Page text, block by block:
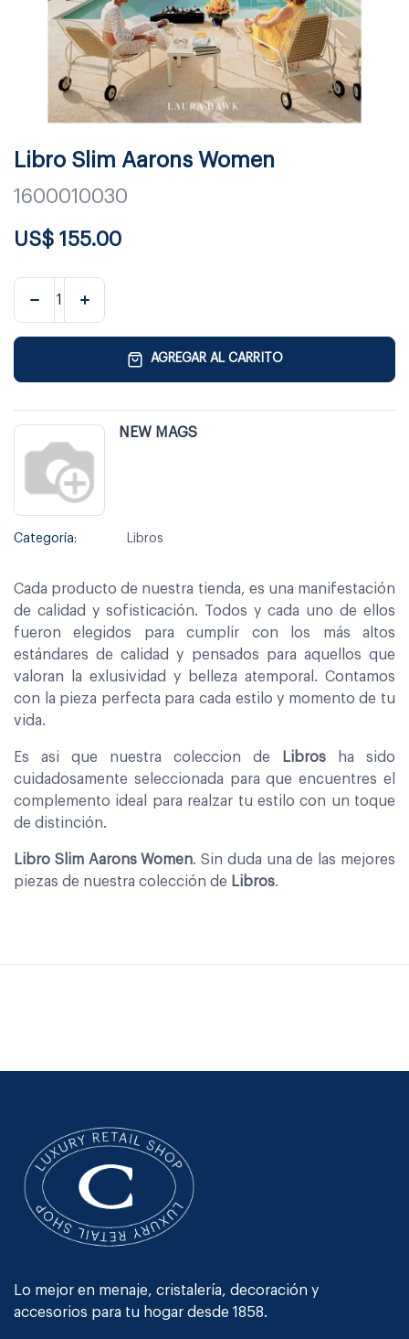
Libro Slim Aarons Women
1600010030
US$ 155.00
AGREGAR AL CARRITO
NEW MAGS
Categoría: Libros
Cada producto de nuestra tienda, es una manifestación
de calidad y sofisticación. Todos y cada uno de ellos
fueron elegidos para cumplir con los más altos
estándares de calidad y pensados para aquellos que
valoran la exlusividad y belleza atemporal. Contamos
con la pieza perfecta para cada estilo y momento de tu
vida.
Es asi que nuestra coleccion de Libros ha sido
cuidadosamente seleccionada para que encuentres el
complemento ideal para realzar tu estilo con un toque
de distinción.
Libro Slim Aarons Women. Sin duda una de las mejores
piezas de nuestra colección de Libros.
Lo mejor en menaje, cristalería, decoración y
accesorios para tu hogar desde 1858.